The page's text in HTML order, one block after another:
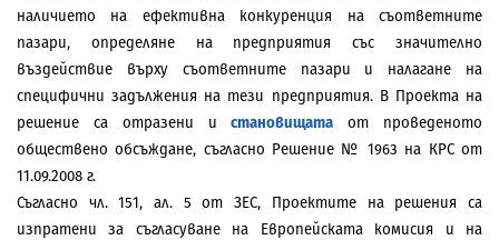
наличието на ефективна конкуренция на съответните
пазари, определяне на предприятия със значително
въздействие върху съответните пазари и налагане на
специфични задължения на тези предприятия. В Проекта на
решение са отразени истановищата от проведеното
обществено обсъждане, съгласно Решение № 1963 на КРС от
11.09.2008 г.
Съгласно чл. 151, ал. 5 от ЗЕС, Проектите на решения са
изпратени за съгласуване на Европейската комисия и на